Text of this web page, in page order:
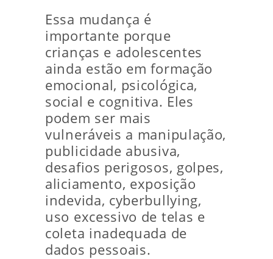
Essa mudança é
importante porque
crianças e adolescentes
ainda estão em formação
emocional, psicológica,
social e cognitiva. Eles
podem ser mais
vulneráveis a manipulação,
publicidade abusiva,
desafios perigosos, golpes,
aliciamento, exposição
indevida, cyberbullying,
uso excessivo de telas e
coleta inadequada de
dados pessoais.